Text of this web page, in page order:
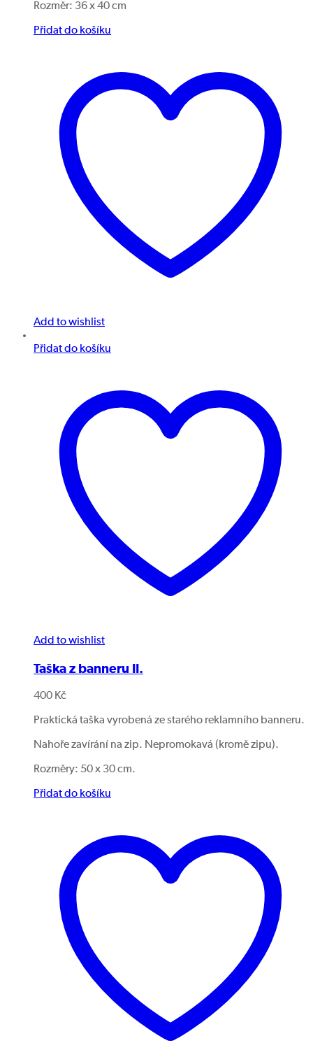
Rozměr: 36 x 40 cm
Přidat do košíku
Add to wishlist
Přidat do košíku
Add to wishlist
Taška z banneru II.
400 Kč
Praktická taška vyrobená ze starého reklamního banneru.
Nahoře zavírání na zip. Nepromokavá (kromě zipu).
Rozměry: 50 x 30 cm.
Přidat do košíku